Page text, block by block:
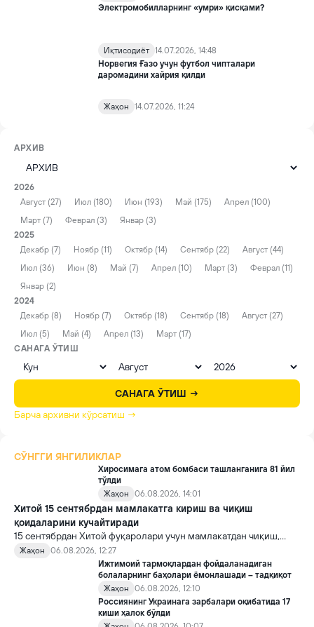
Электромобилларнинг «умри» қисқами?
Иқтисодиёт 14.07.2026, 14:48
Норвегия Ғазо учун футбол чипталари
даромадини хайрия қилди
Жаҳон 14.07.2026, 11:24
АРХИВ
2026
Август (27)
Июл (180) Июн (193) Май (175)
Апрел (100)
Март (7)
Феврал (3)
Январ (3)
2025
Декабр (7)
Ноябр (11) Октябр (14) Сентябр (22)
Август (44)
Июл (36)
Июн (8) Май (7) Апрел (10) Март (3)
Феврал (11)
Январ (2)
2024
Декабр (8)
Ноябр (7) Октябр (18) Сентябр (18)
Август (27)
Июл (5)
Май (4) Апрел (13)
Март (17)
САНАГА ЎТИШ
САНАГА ЎТИШ →
Барча архивни кўрсатиш →
СЎНГГИ ЯНГИЛИКЛАР
Хиросимага атом бомбаси ташланганига 81 йил
тўлди
Жаҳон
06.08.2026, 14:01
Хитой 15 сентябрдан мамлакатга кириш ва чиқиш
қоидаларини кучайтиради
15 сентябрдан Хитой фуқаролари учун мамлакатдан чиқиш,
хорижликлар учун эса Хитойга кириш тартиби бўйича янги
қоидалар кучга киради.
Жаҳон
06.08.2026, 12:27
Ижтимоий тармоқлардан фойдаланадиган
болаларнинг баҳолари ёмонлашади – тадқиқот
Жаҳон
06.08.2026, 12:10
Россиянинг Украинага зарбалари оқибатида 17
киши ҳалок бўлди